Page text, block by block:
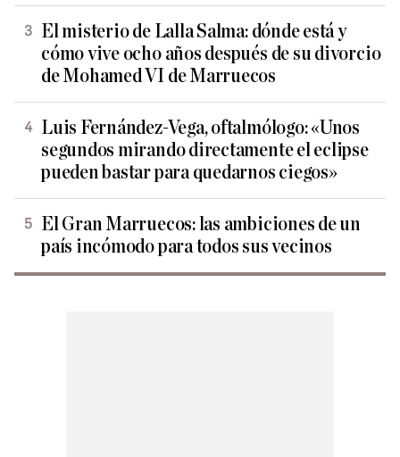
El misterio de Lalla Salma: dónde está y
cómo vive ocho años después de su divorcio
de Mohamed VI de Marruecos
Luis Fernández-Vega, oftalmólogo: «Unos
segundos mirando directamente el eclipse
pueden bastar para quedarnos ciegos»
El Gran Marruecos: las ambiciones de un
país incómodo para todos sus vecinos